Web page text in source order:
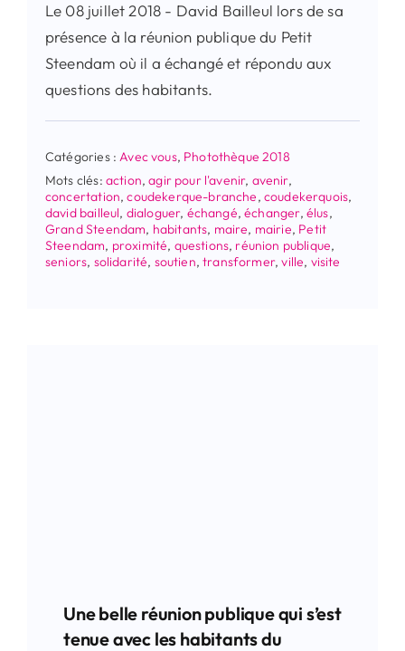
Le 08 juillet 2018 - David Bailleul lors de sa
présence à la réunion publique du Petit
Steendam où il a échangé et répondu aux
questions des habitants.
Catégories :Avec vous, Photothèque 2018
Mots clés: action,agir pour l'avenir, avenir,
concertation,coudekerque-branche, coudekerquois,
david bailleul, dialoguer, échangé,échanger, élus,
Grand Steendam, habitants, maire, mairie, Petit
Steendam, proximité, questions, réunion publique,
seniors, solidarité, soutien,transformer,ville, visite
Une belle réunion publique qui s’est
tenue avec les habitants du